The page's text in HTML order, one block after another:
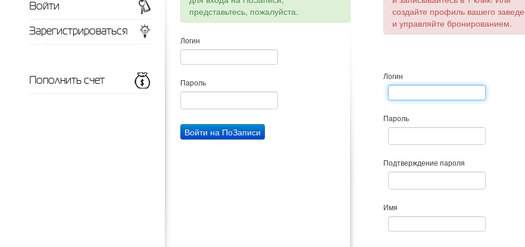
представьтесь, пожалуйста.
Логин
Пароль
создайте профиль вашего
и управляйте бронированием.
Логин
Пароль
Подтверждение пароля
Имя
Войти
Зарегистрироваться
Пополнить счет